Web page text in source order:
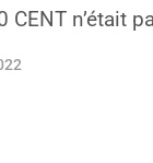
CENT n’était